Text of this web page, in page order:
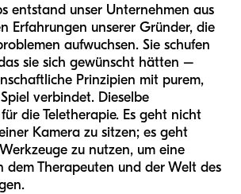
entstand unser Unternehmen aus
Erfahrungen unserer Gründer, die
aufwuchsen. Sie schufen
sie sich gewünscht hätten –
Prinzipien mit purem,
verbindet. Dieselbe
die Teletherapie. Es geht nicht
Kamera zu sitzen; es geht
zu nutzen, um eine
dem Therapeuten und der Welt des